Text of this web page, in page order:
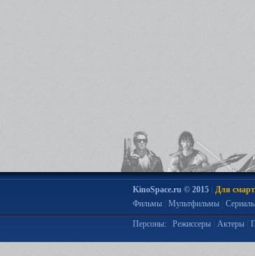
KinoSpace.ru © 2015| Для
Фильмы| Мультфильмы|
Персоны: Режиссеры| Актеры|